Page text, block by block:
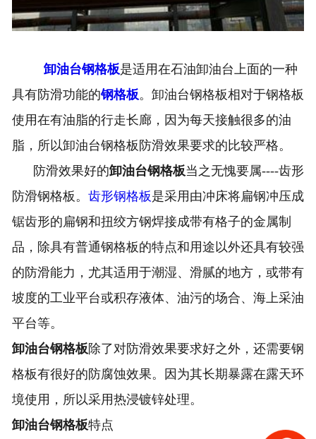
钢格板新闻
车间一角
工程案例
企业资质
卸油台钢格板是适用在石油卸油台上面的一种
具有防滑功能的钢格板。卸油台钢格板相对于钢格板
使用在有油脂的行走长廊，因为每天接触很多的油
脂，所以卸油台钢格板防滑效果要求的比较严格。
防滑效果好的卸油台钢格板当之无愧要属----齿形
防滑钢格板。 齿形钢格板是采用由冲床将扁钢冲压成
锯齿形的扁钢和扭绞方钢焊接成带有格子的金属制
品，除具有普通钢格板的特点和用途以外还具有较强
的防滑能力，尤其适用于潮湿、滑腻的地方，或带有
坡度的工业平台或积存液体、油污的场合、海上采油
平台等。
卸油台钢格板除了对防滑效果要求好之外，还需要钢
格板有很好的防腐蚀效果。因为其长期暴露在露天环
境使用，所以采用热浸镀锌处理。
卸油台钢格板特点